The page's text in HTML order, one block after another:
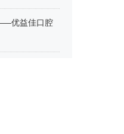
优益佳口腔